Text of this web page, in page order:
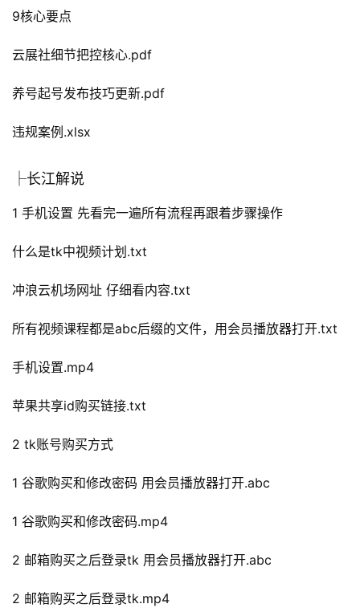
9核心要点
云展社细节把控核心.pdf
养号起号发布技巧更新.pdf
违规案例.xlsx
├长江解说
1 手机设置 先看完一遍所有流程再跟着步骤操作
什么是tk中视频计划.txt
冲浪云机场网址 仔细看内容.txt
所有视频课程都是abc后缀的文件，用会员播放器打开.txt
手机设置.mp4
苹果共享id购买链接.txt
2 tk账号购买方式
1 谷歌购买和修改密码 用会员播放器打开.abc
1 谷歌购买和修改密码.mp4
2 邮箱购买之后登录tk 用会员播放器打开.abc
2 邮箱购买之后登录tk.mp4